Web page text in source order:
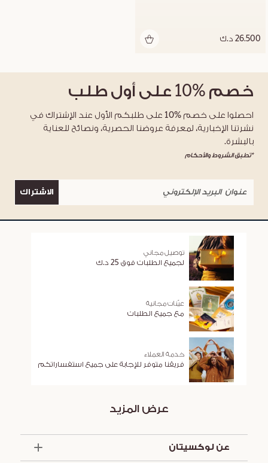
26.500 د.ك
خصم %10 على أول طلب
احصلوا على خصم %10 على طلبكم الأول عند الإشتراك في
نشرتنا الإخبارية، لمعرفة عروضنا الحصرية، ونصائح للعناية
بالبشرة.
*تطبق الشروط والأحكام
الاشتراك
توصيل مجاني
لجميع الطلبات فوق 25 د.ك
عيّنات مجانية
مع جميع الطلبات
خدمة العملاء
فريقنا متوفر للإجابة على جميع استفساراتكم
عرض المزيد
عن لوكسيتان